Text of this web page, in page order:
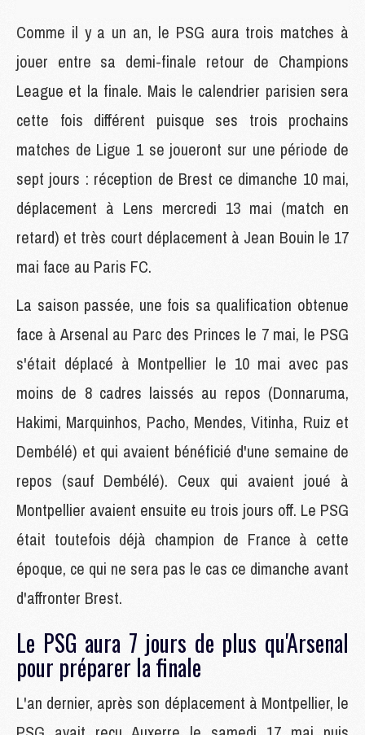
Comme il y a un an, le PSG aura trois matches à
jouer entre sa demi-finale retour de Champions
League et la finale. Mais le calendrier parisien sera
cette fois différent puisque ses trois prochains
matches de Ligue 1 se joueront sur une période de
sept jours : réception de Brest ce dimanche 10 mai,
déplacement à Lens mercredi 13 mai (match en
retard) et très court déplacement à Jean Bouin le 17
mai face au Paris FC.
La saison passée, une fois sa qualification obtenue
face à Arsenal au Parc des Princes le 7 mai, le PSG
s'était déplacé à Montpellier le 10 mai avec pas
moins de 8 cadres laissés au repos (Donnaruma,
Hakimi, Marquinhos, Pacho, Mendes, Vitinha, Ruiz et
Dembélé) et qui avaient bénéficié d'une semaine de
repos (sauf Dembélé). Ceux qui avaient joué à
Montpellier avaient ensuite eu trois jours off. Le PSG
était toutefois déjà champion de France à cette
époque, ce qui ne sera pas le cas ce dimanche avant
d'affronter Brest.
Le PSG aura 7 jours de plus qu'Arsenal
pour préparer la finale
L'an dernier, après son déplacement à Montpellier, le